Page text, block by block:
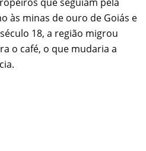
às minas de ouro de Goiás e
18, a região migrou
o café, o que mudaria a